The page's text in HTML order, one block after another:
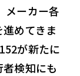
メーカー各
めてきま
が新たに
検知にも